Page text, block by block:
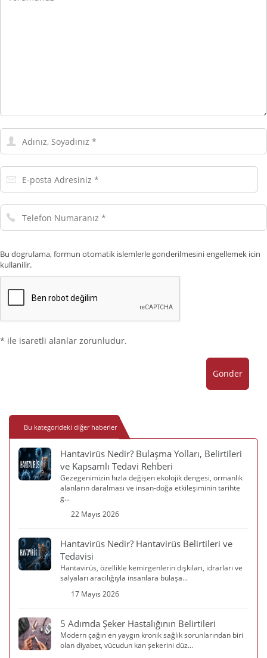
Adınız,
Soyadınız
E-
posta
Telefon
Numaranız
Bu dogrulama, formun otomatik islemlerle gonderilmesini engellemek icin
kullanilir.
* ile isaretli alanlar zorunludur.
Gönder
Bu kategorideki diğer haberler
Hantavirüs Nedir? Bulaşma Yolları, Belirtileri
ve Kapsamlı Tedavi Rehberi
Gezegenimizin hızla değişen ekolojik dengesi, ormanlık
alanların daralması ve insan-doğa etkileşiminin tarihte
g...
22 Mayıs 2026
Hantavirüs Nedir? Hantavirüs Belirtileri ve
Tedavisi
Hantavirüs, özellikle kemirgenlerin dışkıları, idrarları ve
salyaları aracılığıyla insanlara bulaşa...
17 Mayıs 2026
5 Adımda Şeker Hastalığının Belirtileri
Modern çağın en yaygın kronik sağlık sorunlarından biri
olan diyabet, vücudun kan şekerini düz...